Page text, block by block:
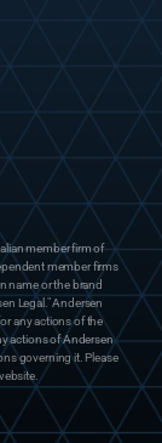
member firm of
member firms
name or the brand
Legal." Andersen
any actions of the
actions of Andersen
governing it. Please